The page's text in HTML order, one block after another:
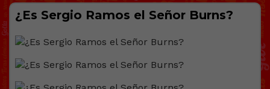
¿Es Sergio Ramos el Señor Burns?